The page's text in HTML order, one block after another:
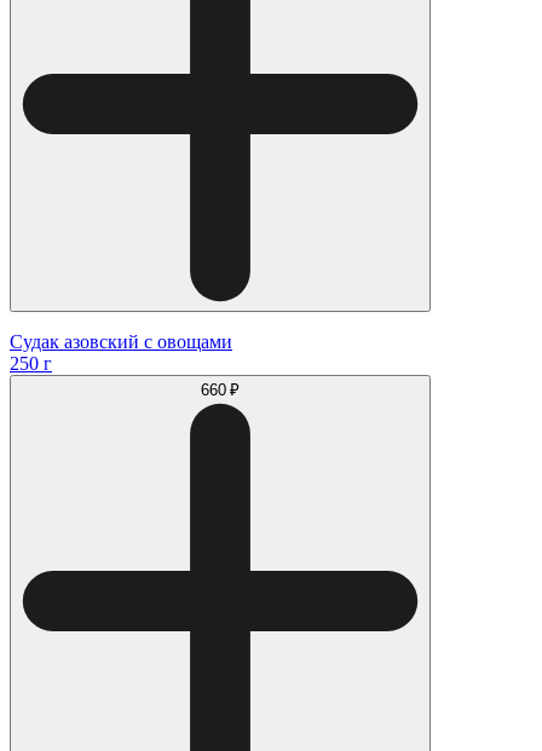
Судак азовский с овощами
250 г
660 ₽